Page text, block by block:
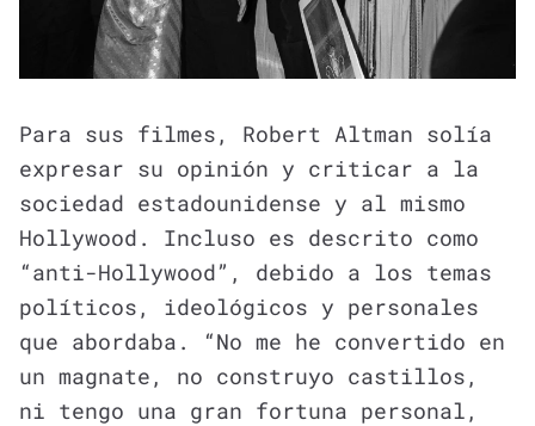
Para sus filmes, Robert Altman solía
expresar su opinión y criticar a la
sociedad estadounidense y al mismo
Hollywood. Incluso es descrito como
“anti-Hollywood”, debido a los temas
políticos, ideológicos y personales
que abordaba. “No me he convertido en
un magnate, no construyo castillos,
ni tengo una gran fortuna personal,